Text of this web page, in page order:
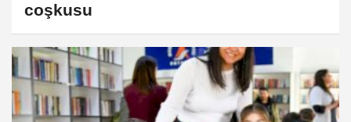
coşkusu